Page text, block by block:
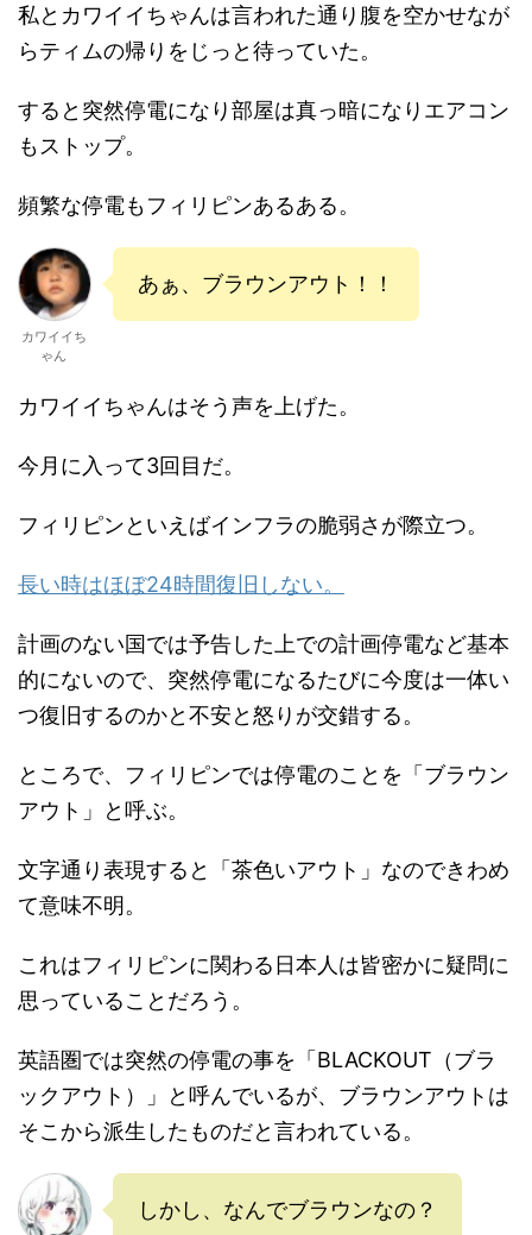
私とカワイイちゃんは言われた通り腹を空かせなが
らティムの帰りをじっと待っていた。
すると突然停電になり部屋は真っ暗になりエアコン
もストップ。
頻繁な停電もフィリピンあるある。
カワイイち
ゃん
あぁ、ブラウンアウト！！
カワイイちゃんはそう声を上げた。
今月に入って3回目だ。
フィリピンといえばインフラの脆弱さが際立つ。
長い時はほぼ24時間復旧しない。
計画のない国では予告した上での計画停電など基本
的にないので、突然停電になるたびに今度は一体い
つ復旧するのかと不安と怒りが交錯する。
ところで、フィリピンでは停電のことを「ブラウン
アウト」と呼ぶ。
文字通り表現すると「茶色いアウト」なのできわめ
て意味不明。
これはフィリピンに関わる日本人は皆密かに疑問に
思っていることだろう。
英語圏では突然の停電の事を「BLACKOUT（ブラ
ックアウト）」と呼んでいるが、ブラウンアウトは
そこから派生したものだと言われている。
しかし、なんでブラウンなの？